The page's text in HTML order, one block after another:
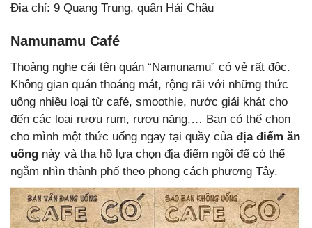
Địa chỉ: 9 Quang Trung, quận Hải Châu
Namunamu Café
Thoảng nghe cái tên quán “Namunamu” có vẻ rất độc.
Không gian quán thoáng mát, rộng rãi với những thức
uống nhiều loại từ café, smoothie, nước giải khát cho
đến các loại rượu rum, rượu nặng,… Bạn có thể chọn
cho mình một thức uống ngay tại quầy của địa điểm ăn
uống này và tha hồ lựa chọn địa điểm ngồi để có thể
ngắm nhìn thành phố theo phong cách phương Tây.